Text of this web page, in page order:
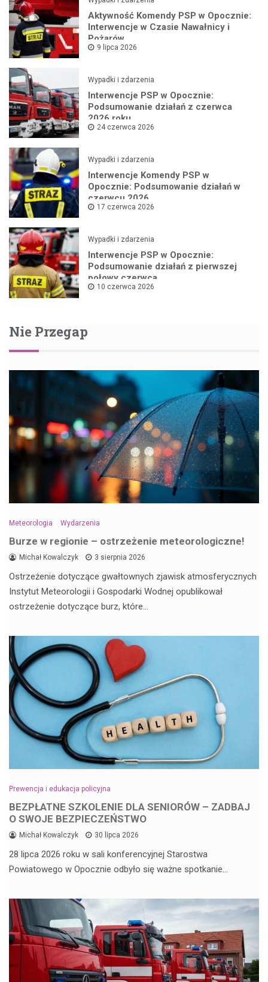
Aktywność Komendy PSP w Opocznie:
Interwencje w Czasie Nawałnicy i
Pożarów
9 lipca 2026
Wypadki i zdarzenia
Interwencje PSP w Opocznie:
Podsumowanie działań z czerwca
2026 roku
24 czerwca 2026
Wypadki i zdarzenia
Interwencje Komendy PSP w
Opocznie: Podsumowanie działań w
czerwcu 2026
17 czerwca 2026
Wypadki i zdarzenia
Interwencje PSP w Opocznie:
Podsumowanie działań z pierwszej
połowy czerwca
10 czerwca 2026
Nie Przegap
Meteorologia Wydarzenia
Burze w regionie – ostrzeżenie meteorologiczne!
Michał Kowalczyk 3 sierpnia 2026
Ostrzeżenie dotyczące gwałtownych zjawisk atmosferycznych
Instytut Meteorologii i Gospodarki Wodnej opublikował
ostrzeżenie dotyczące burz, które…
Prewencja i edukacja policyjna
BEZPŁATNE SZKOLENIE DLA SENIORÓW – ZADBAJ
O SWOJE BEZPIECZEŃSTWO
Michał Kowalczyk 30 lipca 2026
28 lipca 2026 roku w sali konferencyjnej Starostwa
Powiatowego w Opocznie odbyło się ważne spotkanie…